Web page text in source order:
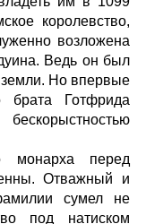
королевство,
возложена
Ведь он был
земли. Но впервые
Готфрида
монарха перед
Отважный и
сумел не
под натиском